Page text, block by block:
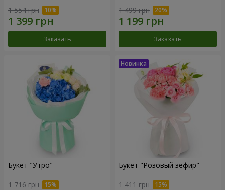
1 554 грн
Заказать
1 499 грн
Заказать
Букет "Утро"
1 716 грн
Букет "Розовый зефир"
1 411 грн